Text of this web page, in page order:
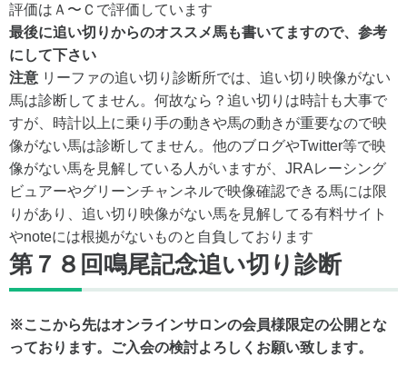
評価はＡ〜Ｃで評価しています
最後に追い切りからのオススメ馬も書いてますので、参考
にして下さい
注意 リーファの追い切り診断所では、追い切り映像がない
馬は診断してません。何故なら？追い切りは時計も大事で
すが、時計以上に乗り手の動きや馬の動きが重要なので映
像がない馬は診断してません。他のブログやTwitter等で映
像がない馬を見解している人がいますが、JRAレーシング
ビュアーやグリーンチャンネルで映像確認できる馬には限
りがあり、追い切り映像がない馬を見解してる有料サイト
やnoteには根拠がないものと自負しております
第７８回鳴尾記念追い切り診断
※ここから先はオンラインサロンの会員様限定の公開とな
っております。ご入会の検討よろしくお願い致します。